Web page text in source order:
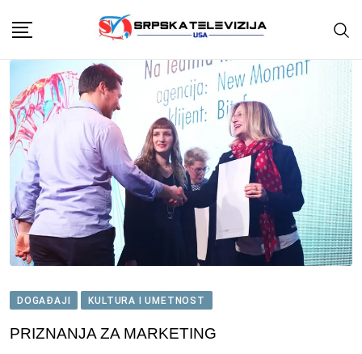
content
DOGAĐAJI KULTURA I UMETNOST
PRIZNANJA ZA MARKETING